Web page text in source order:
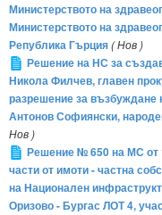
Министерството на
Министерството на
Република Гърция( Нов )
Решение на НС за
Никола Филчев, главен
разрешение за
Антонов Софиянски,
Нов )
Решение № 650 на МС от
части от имоти - частна
на Национален
Оризово - Бургас ЛОТ 4,